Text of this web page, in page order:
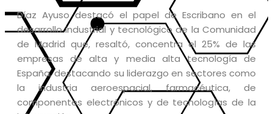
Díaz Ayuso destacó el papel de Escribano en el
desarrollo industrial y tecnológico de la Comunidad
de Madrid que, resaltó, concentra el 25% de las
empresas de alta y media alta tecnología de
España, destacando su liderazgo en sectores como
la industria aeroespacial, farmacéutica, de
componentes electrónicos y de tecnologías de la